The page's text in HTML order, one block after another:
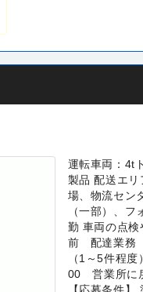
運転車両：4t
製品 配送エ
場、物流セン
（一部）、
勤 車両の点
前 配達業務
（1～5件程
00 営業所に
【応募条件